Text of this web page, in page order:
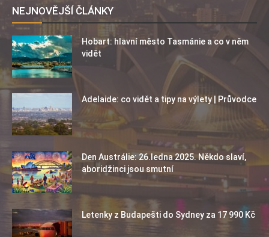
NEJNOVĚJŠÍ ČLÁNKY
Hobart: hlavní město Tasmánie a co v něm
vidět
Adelaide: co vidět a tipy na výlety | Průvodce
Den Austrálie: 26.ledna 2025. Někdo slaví,
aboridžinci jsou smutní
Letenky z Budapešti do Sydney za 17 990 Kč